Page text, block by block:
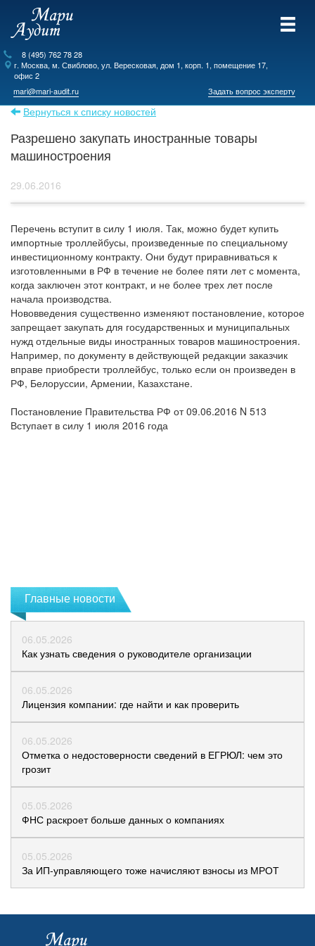
8 (495) 762 78 28
г. Москва, м. Свиблово,ул. Вересковая, дом 1, корп. 1, помещение 17,
офис 2
mari@mari-audit.ru
Задать вопрос эксперту
Вернуться к списку новостей
Разрешено закупать иностранные товары
машиностроения
29.06.2016
Перечень вступит в силу 1 июля. Так, можно будет купить
импортные троллейбусы, произведенные по специальному
инвестиционному контракту. Они будут приравниваться к
изготовленными в РФ в течение не более пяти лет с момента,
когда заключен этот контракт, и не более трех лет после
начала производства.
Нововведения существенно изменяют постановление, которое
запрещает закупать для государственных и муниципальных
нужд отдельные виды иностранных товаров машиностроения.
Например, по документу в действующей редакции заказчик
вправе приобрести троллейбус, только если он произведен в
РФ, Белоруссии, Армении, Казахстане.
Постановление Правительства РФ от 09.06.2016 N 513
Вступает в силу 1 июля 2016 года
Главные новости
06.05.2026
Как узнать сведения о руководителе организации
06.05.2026
Лицензия компании: где найти и как проверить
06.05.2026
Отметка о недостоверности сведений в ЕГРЮЛ: чем это
грозит
05.05.2026
ФНС раскроет больше данных о компаниях
05.05.2026
За ИП-управляющего тоже начисляют взносы из МРОТ